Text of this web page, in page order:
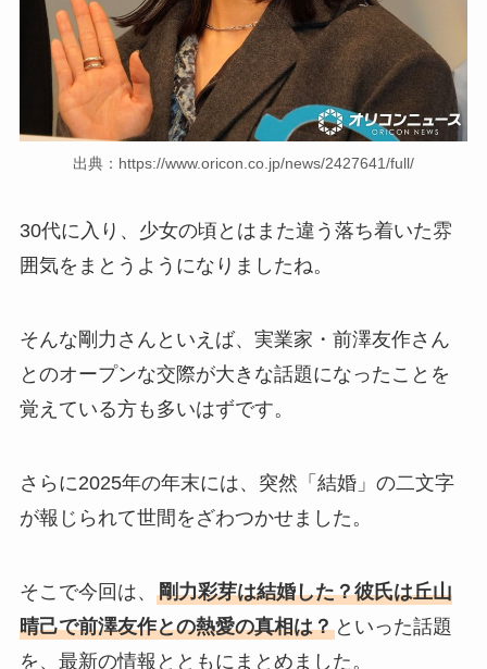
出典：https://www.oricon.co.jp/news/2427641/full/
30代に入り、少女の頃とはまた違う落ち着いた雰
囲気をまとうようになりましたね。
そんな剛力さんといえば、実業家・前澤友作さん
とのオープンな交際が大きな話題になったことを
覚えている方も多いはずです。
さらに2025年の年末には、突然「結婚」の二文字
が報じられて世間をざわつかせました。
そこで今回は、 剛力彩芽は結婚した？彼氏は丘山
晴己で前澤友作との熱愛の真相は？といった話題
を、最新の情報とともにまとめました。